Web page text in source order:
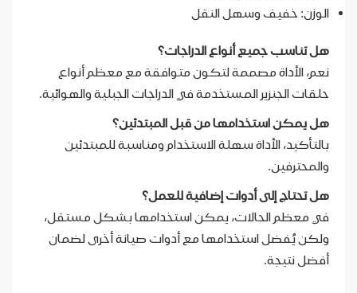
الوزن: خفيف وسهل النقل
هل تناسب جميع أنواع الدراجات؟
نعم، الأداة مصممة لتكون متوافقة مع معظم أنواع
حلقات الجنزير المستخدمة في الدراجات الجبلية والهوائية.
هل يمكن استخدامها من قبل المبتدئين؟
بالتأكيد، الأداة سهلة الاستخدام ومناسبة للمبتدئين
والمحترفين.
هل تحتاج إلى أدوات إضافية للعمل؟
في معظم الحالات، يمكن استخدامها بشكل مستقل،
ولكن يُفضل استخدامها مع أدوات صيانة أخرى لضمان
أفضل نتيجة.